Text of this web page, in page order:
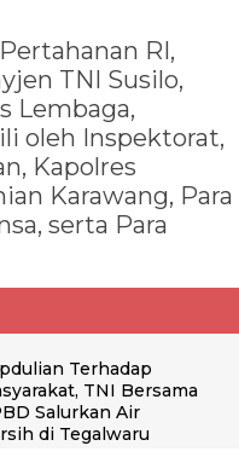
RI,
TNI Susilo,
Lembaga,
oleh Inspektorat,
Kapolres
Karawang, Para
serta Para
Terhadap
TNI Bersama
Salurkan Air
di Tegalwaru